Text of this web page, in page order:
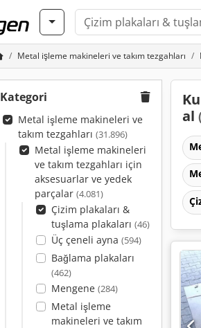
Metal işleme makineleri ve takım tezgahları
Kategori
Metal işleme makineleri ve
takım tezgahları (31.896)
Metal işleme makineleri
ve takım tezgahları için
aksesuarlar ve yedek
parçalar (4.081)
Çizim plakaları &
tuşlama plakaları (46)
Üç çeneli ayna (594)
Bağlama plakaları
(462)
Mengene (284)
Metal işleme
makineleri ve takım
al